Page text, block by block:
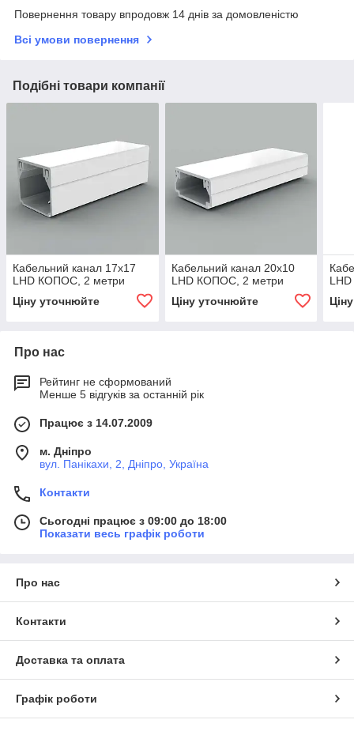
Повернення товару впродовж 14 днів за домовленістю
Всі умови повернення
Подібні товари компанії
Кабельний канал 17х17
LHD КОПОС, 2 метри
Ціну уточнюйте
Кабельний канал 20х10
LHD КОПОС, 2 метри
Ціну уточнюйте
Про нас
Рейтинг не сформований
Менше 5 відгуків за останній рік
Працює з 14.07.2009
м. Дніпро
вул. Панікахи, 2, Дніпро, Україна
Контакти
Сьогодні працює з 09:00 до 18:00
Показати весь графік роботи
Про нас
Контакти
Доставка та оплата
Графік роботи